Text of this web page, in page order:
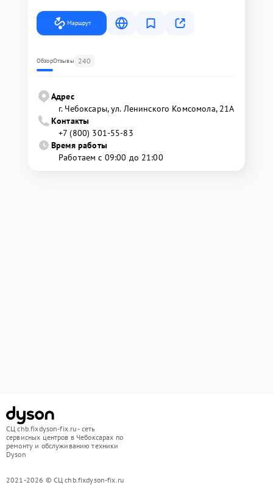
Маршрут
ОбзорОтзывы 240
Адрес
г. Чебоксары, ул. Ленинского Комсомола, 21А
Контакты
+7 (800) 301-55-83
Время работы
Работаем с 09:00 до 21:00
СЦ chb.fixdyson-fix.ru - сеть
сервисных центров в Чебоксарах по
ремонту и обслуживанию техники
Dyson
2021-2026 © СЦ chb.fixdyson-fix.ru